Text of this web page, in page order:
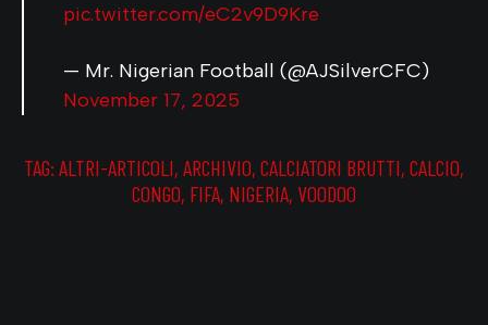
pic.twitter.com/eC2v9D9Kre
— Mr. Nigerian Football (@AJSilverCFC)
November 17, 2025
TAG: ALTRI-ARTICOLI, ARCHIVIO, CALCIATORI BRUTTI, CALCIO,
CONGO, FIFA, NIGERIA, VOODOO